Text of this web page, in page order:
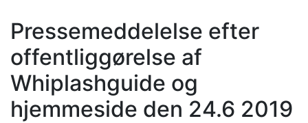
Pressemeddelelse efter
offentliggørelse af
Whiplashguide og
hjemmeside den 24.6 2019